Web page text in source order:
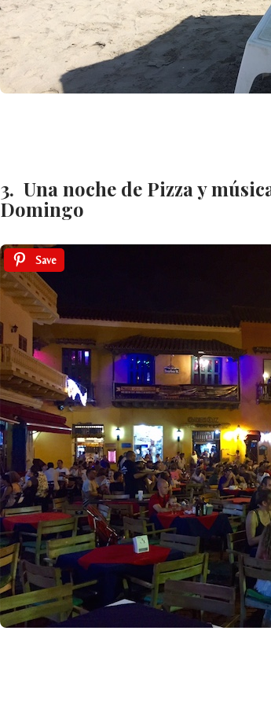
3. Una noche de Pizza y
Domingo
Save